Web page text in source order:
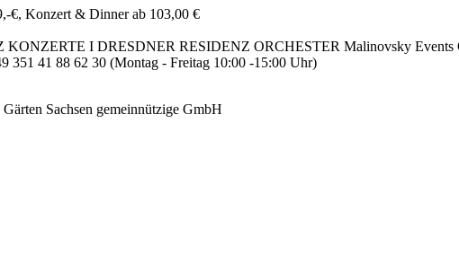
€, Konzert & Dinner ab 103,00 €
I DRESDNER RESIDENZ ORCHESTER Malinovsky Events
351 41 88 62 30 (Montag - Freitag 10:00 -15:00 Uhr)
Sachsen gemeinnützige GmbH